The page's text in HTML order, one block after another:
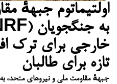
اولتیماتوم جبههٔ
خارجی برای ترک
تازه برای طالبان
جبههٔ مقاومت ملی و نیروهای متحد،